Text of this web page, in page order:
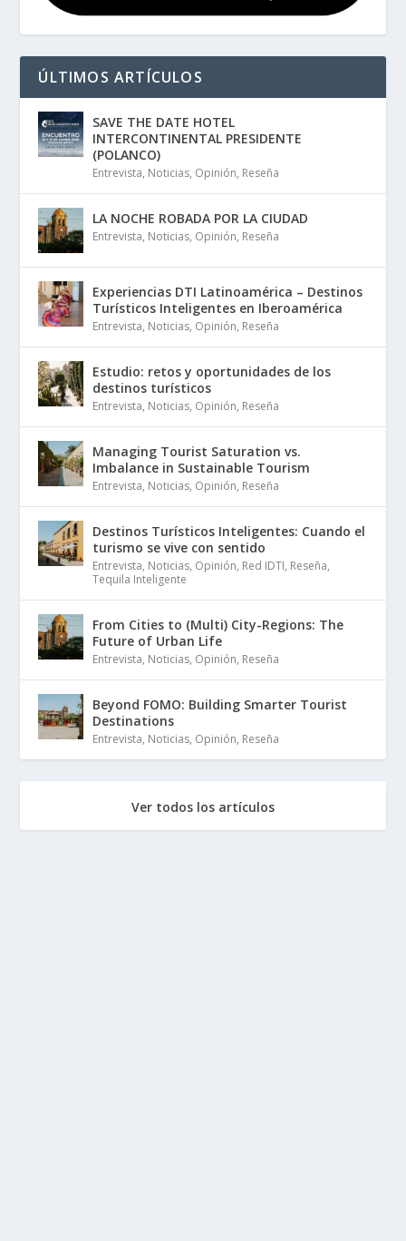
ÚLTIMOS ARTÍCULOS
SAVE THE DATE HOTEL
INTERCONTINENTAL PRESIDENTE
(POLANCO)
Entrevista, Noticias, Opinión, Reseña
LA NOCHE ROBADA POR LA CIUDAD
Entrevista, Noticias, Opinión, Reseña
Experiencias DTI Latinoamérica – Destinos
Turísticos Inteligentes en Iberoamérica
Entrevista, Noticias, Opinión, Reseña
Estudio: retos y oportunidades de los
destinos turísticos
Entrevista, Noticias, Opinión, Reseña
Managing Tourist Saturation vs.
Imbalance in Sustainable Tourism
Entrevista, Noticias, Opinión, Reseña
Destinos Turísticos Inteligentes: Cuando el
turismo se vive con sentido
Entrevista, Noticias, Opinión, Red IDTI, Reseña,
Tequila Inteligente
From Cities to (Multi) City-Regions: The
Future of Urban Life
Entrevista, Noticias, Opinión, Reseña
Beyond FOMO: Building Smarter Tourist
Destinations
Entrevista, Noticias, Opinión, Reseña
Ver todos los artículos